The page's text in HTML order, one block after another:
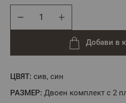
ЦВЯТ: сив, син
РАЗМЕР: Двоен комплект с 2
Добави в